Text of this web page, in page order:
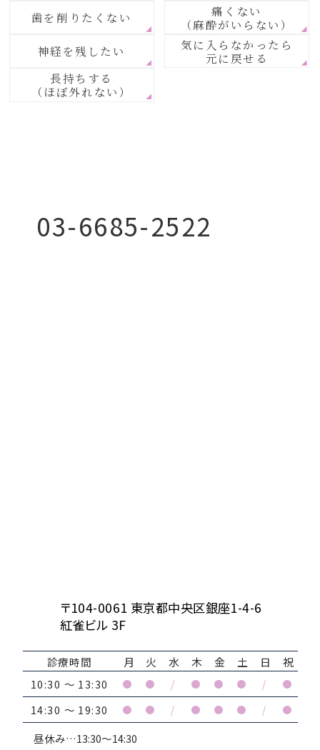
歯を削りたくない
痛くない
（麻酔がいらない）
神経を残したい
気に入らなかったら
元に戻せる
長持ちする
（ほぼ外れない）
03-6685-2522
〒104-0061 東京都中央区銀座1-4-6
紅雀ビル 3F
診療時間 月 火 水 木 金 土 日
祝
10:30 ～ 13:30
● ● / ● ● ● / ●
14:30 ～ 19:30 ● ● / ● ● ● / ●
昼休み…13:30～14:30